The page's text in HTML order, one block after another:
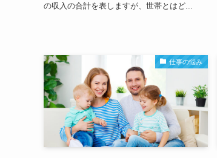
の収入の合計を表しますが、世帯とはど...
仕事の悩み